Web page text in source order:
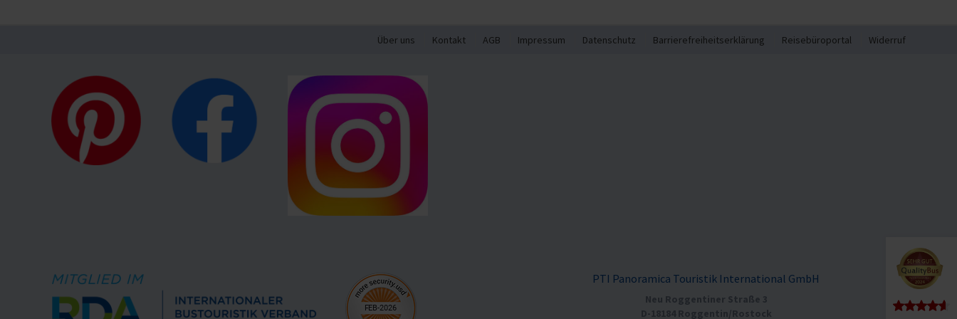
Über uns Kontakt AGB Impressum Datenschutz Barrierefreiheitserklärung Reisebüroportal Widerruf
PTI Panoramica Touristik International GmbH
Neu Roggentiner Straße 3
D-18184 Roggentin/Rostock